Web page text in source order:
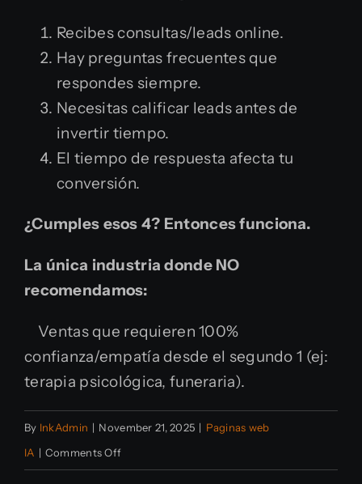
Recibes consultas/leads online.
Hay preguntas frecuentes que
respondes siempre.
Necesitas calificar leads antes de
invertir tiempo.
El tiempo de respuesta afecta tu
conversión.
¿Cumples esos 4? Entonces funciona.
La única industria donde NO
recomendamos:
Ventas que requieren 100%
confianza/empatía desde el segundo 1 (ej:
terapia psicológica, funeraria).
By InkAdmin | November 21, 2025 | Paginas web
IA | Comments Offon